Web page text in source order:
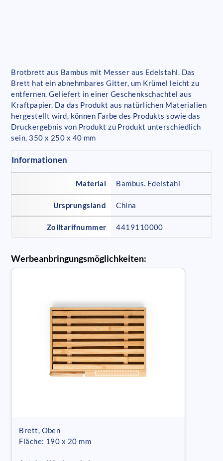
Brotbrett aus Bambus mit Messer aus Edelstahl. Das
Brett hat ein abnehmbares Gitter, um Krümel leicht zu
entfernen. Geliefert in einer Geschenkschachtel aus
Kraftpapier. Da das Produkt aus natürlichen Materialien
hergestellt wird, können Farbe des Produkts sowie das
Druckergebnis von Produkt zu Produkt unterschiedlich
sein. 350 x 250 x 40 mm
Informationen
Material Bambus. Edelstahl
Ursprungsland China
Zolltarifnummer 4419110000
Werbeanbringungsmöglichkeiten:
Brett, Oben
Fläche: 190 x 20 mm